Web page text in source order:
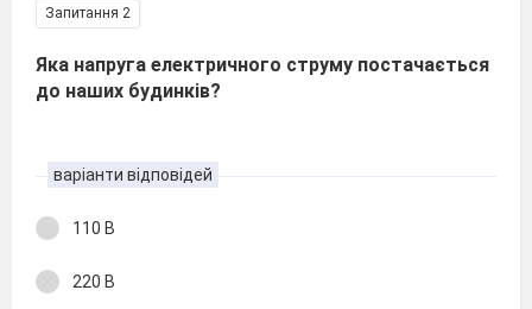
Запитання 2
Яка напруга електричного струму постачається
до наших будинків?
варіанти відповідей
110 В
220 В